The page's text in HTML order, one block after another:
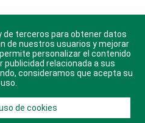
para Android, iOS y
Huawei.
los derechos reservados.
de terceros para obtener datos
de nuestros usuarios y mejorar
personalizar el contenido
relacionada a sus
consideramos que acepta su
uso.
de cookies